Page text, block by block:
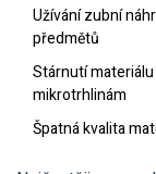
Užívání zubní
předmětů
Stárnutí
mikrotrhlinám
Špatná kvalita